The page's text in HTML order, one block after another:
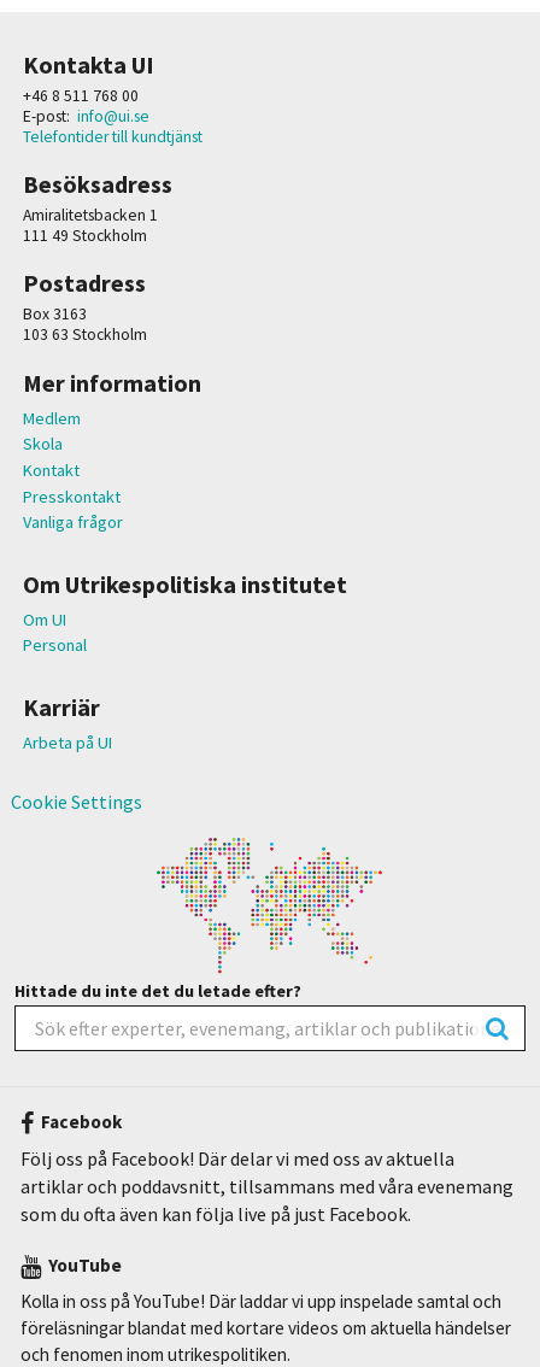
Kontakta UI
+46 8 511 768 00
E-post: info@ui.se
Telefontider till kundtjänst
Besöksadress
Amiralitetsbacken 1
111 49 Stockholm
Postadress
Box 3163
103 63 Stockholm
Mer information
Medlem
Skola
Kontakt
Presskontakt
Vanliga frågor
Om Utrikespolitiska institutet
Om UI
Personal
Karriär
Arbeta på UI
Cookie Settings
Hittade du inte det du letade efter?
Facebook
Följ oss på Facebook! Där delar vi med oss av aktuella
artiklar och poddavsnitt, tillsammans med våra evenemang
som du ofta även kan följa live på just Facebook.
YouTube
Kolla in oss på YouTube! Där laddar vi upp inspelade samtal och
föreläsningar blandat med kortare videos om aktuella händelser
och fenomen inom utrikespolitiken.